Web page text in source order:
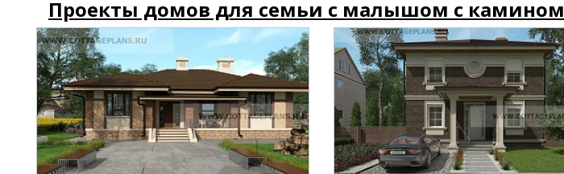
Проекты домов для семьи с малышом с камином